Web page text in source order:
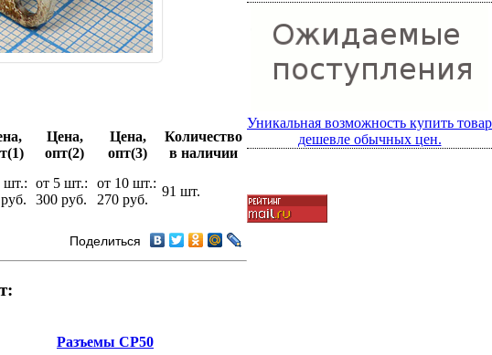
Цена,
опт(2)
Цена,
опт(3)
Количество
в наличии
шт.: от 5 шт.:
300 руб.
от 10 шт.:
270 руб.
91 шт.
Поделиться
Разъемы СР50
Уникальная возможность купить товар
дешевле обычных цен.